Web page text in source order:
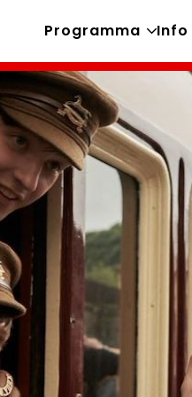
Programma
sub-
menu
Info